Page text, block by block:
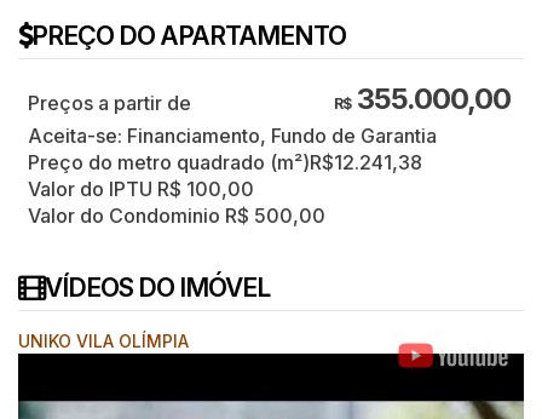
PREÇO DO APARTAMENTO
R$355.000,00
Aceita-se: Financiamento, Fundo de Garantia
Preço do metro quadrado (m²)R$12.241,38
Valor do IPTU R$ 100,00
Valor do Condominio R$ 500,00
VÍDEOS DO IMÓVEL
UNIKO VILA OLÍMPIA